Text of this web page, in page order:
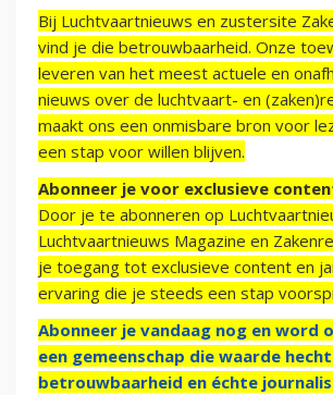
Bij Luchtvaartnieuws en zustersite
vind je die betrouwbaarheid. Onze
leveren van het meest actuele en
nieuws over de luchtvaart- en
maakt ons een onmisbare bron voor
een stap voor willen blijven.
Abonneer je voor exclusieve
Door je te abonneren op
Luchtvaartnieuws Magazine en
je toegang tot exclusieve content en
ervaring die je steeds een stap
Abonneer je vandaag nog en word
een gemeenschap die waarde
betrouwbaarheid en échte